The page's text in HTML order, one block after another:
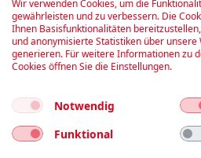
habe jederzeit die Möglichkeit,
Kommunikation wieder
Je suis d'accord
Réserver
Wir verwenden Cookies, um die
gewährleisten und zu verbessern. Die
Ihnen Basisfunktionalitäten
und anonymisierte Statistiken über unsere
generieren. Für weitere Informationen zu
Cookies öffnen Sie die Einstellungen.
Notwendig
Funktional